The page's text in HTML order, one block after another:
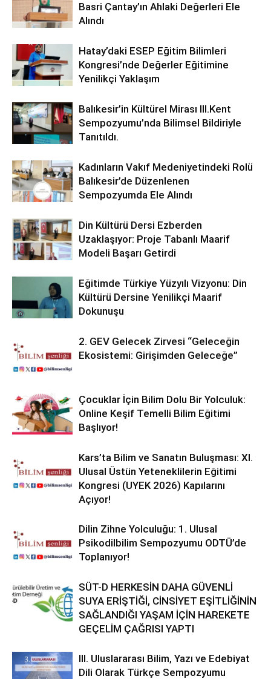
Basri Çantay’ın Ahlaki Değerleri Ele
Alındı
Hatay’daki ESEP Eğitim Bilimleri
Kongresi’nde Değerler Eğitimine
Yenilikçi Yaklaşım
Balıkesir’in Kültürel Mirası lll.Kent
Sempozyumu’nda Bilimsel Bildiriyle
Tanıtıldı.
Kadınların Vakıf Medeniyetindeki Rolü
Balıkesir’de Düzenlenen
Sempozyumda Ele Alındı
Din Kültürü Dersi Ezberden
Uzaklaşıyor: Proje Tabanlı Maarif
Modeli Başarı Getirdi
Eğitimde Türkiye Yüzyılı Vizyonu: Din
Kültürü Dersine Yenilikçi Maarif
Dokunuşu
2. GEV Gelecek Zirvesi “Geleceğin
Ekosistemi: Girişimden Geleceğe”
Çocuklar İçin Bilim Dolu Bir Yolculuk:
Online Keşif Temelli Bilim Eğitimi
Başlıyor!
Kars’ta Bilim ve Sanatın Buluşması: XI.
Ulusal Üstün Yeteneklilerin Eğitimi
Kongresi (UYEK 2026) Kapılarını
Açıyor!
Dilin Zihne Yolculuğu: 1. Ulusal
Psikodilbilim Sempozyumu ODTÜ’de
Toplanıyor!
SÜT-D HERKESİN DAHA GÜVENLİ
SUYA ERİŞTİĞİ, CİNSİYET EŞİTLİĞİNİN
SAĞLANDIĞI YAŞAM İÇİN HAREKETE
GEÇELİM ÇAĞRISI YAPTI
III. Uluslararası Bilim, Yazı ve Edebiyat
Dili Olarak Türkçe Sempozyumu